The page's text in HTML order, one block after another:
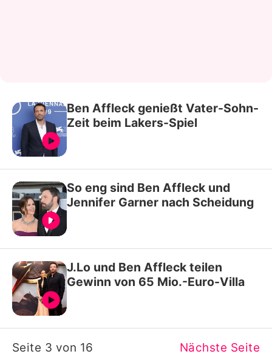
Ben Affleck genießt Vater-Sohn-
Zeit beim Lakers-Spiel
So eng sind Ben Affleck und
Jennifer Garner nach Scheidung
J.Lo und Ben Affleck teilen
Gewinn von 65 Mio.-Euro-Villa
Seite 3 von 16 Nächste Seite